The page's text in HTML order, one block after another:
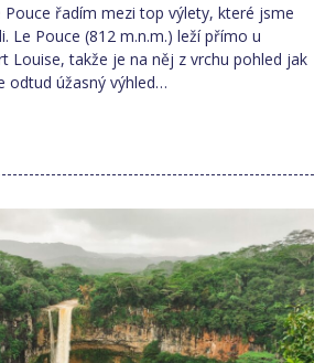
Pouce řadím mezi top výlety, které jsme
Le Pouce (812 m.n.m.) leží přímo u
Louise, takže je na něj z vrchu pohled jak
odtud úžasný výhled…